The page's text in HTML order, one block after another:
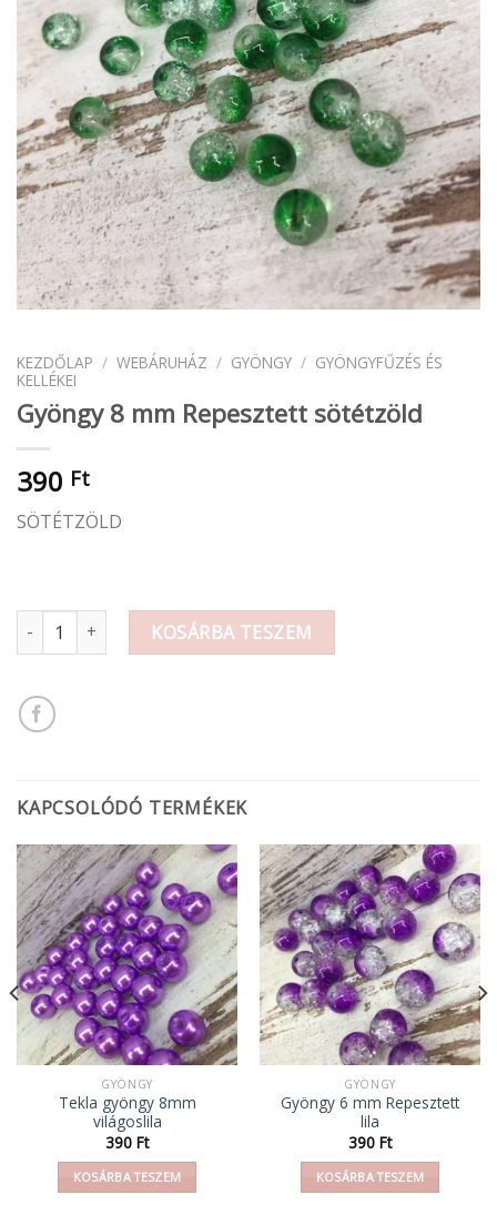
KEZDŐLAP / WEBÁRUHÁZ / GYÖNGY / GYÖNGYFŰZÉS ÉS
KELLÉKEI
Gyöngy 8 mm Repesztett sötétzöld
390 Ft
SÖTÉTZÖLD
Gyöngy 8 mm Repesztett sötétzöld mennyiség
KOSÁRBA TESZEM
KAPCSOLÓDÓ TERMÉKEK
GYÖNGY
Tekla gyöngy 8mm
világoslila
390 Ft
KOSÁRBA TESZEM
GYÖNGY
Gyöngy 6 mm Repesztett
lila
390 Ft
KOSÁRBA TESZEM